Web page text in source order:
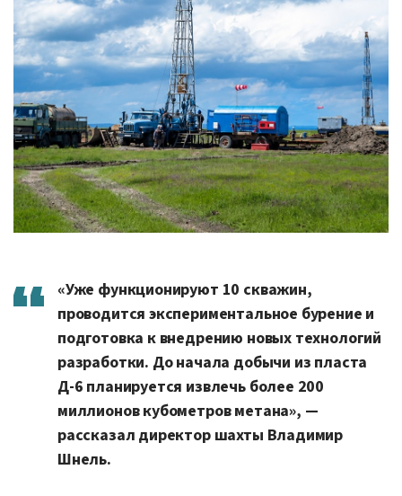
«Уже функционируют 10 скважин,
проводится экспериментальное бурение и
подготовка к внедрению новых технологий
разработки. До начала добычи из пласта
Д-6 планируется извлечь более 200
миллионов кубометров метана», —
рассказал директор шахты Владимир
Шнель.